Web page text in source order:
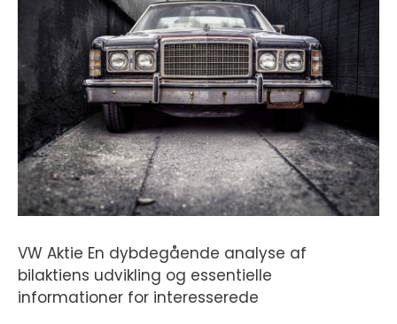
VW Aktie En dybdegående analyse af
bilaktiens udvikling og essentielle
informationer for interesserede